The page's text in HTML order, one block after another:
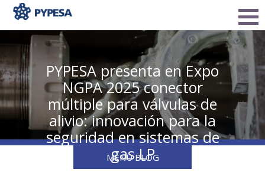
PYPESA presenta en Expo
NGPA 2025 conector
múltiple para válvulas de
alivio: innovación para la
seguridad en sistemas de
gas LP
MENU BLOG